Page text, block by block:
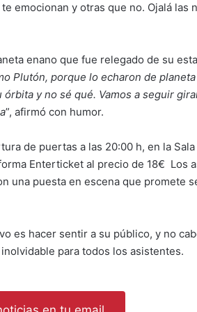
emocionan y otras que no. Ojalá las
enano que fue relegado de su
Plutón, porque lo echaron de
y no sé qué. Vamos a seguir
”, afirmó con humor.
de puertas a las 20:00 h, en la Sala
Enterticket al precio de 18€ Los
una puesta en escena que promete
es hacer sentir a su público, y no
para todos los asistentes.